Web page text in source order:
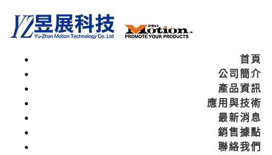
首頁
公司簡介
產品資訊
應用與技術
最新消息
銷售據點
聯絡我們